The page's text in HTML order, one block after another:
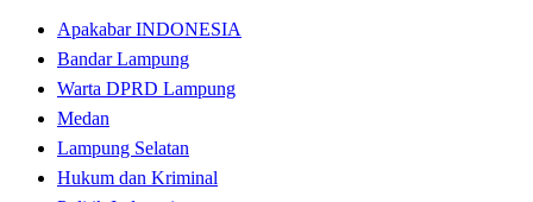
Apakabar INDONESIA
Bandar Lampung
Warta DPRD Lampung
Medan
Lampung Selatan
Hukum dan Kriminal